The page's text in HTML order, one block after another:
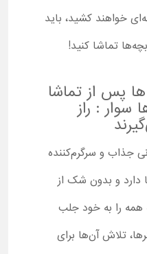
خواهند کشید، باید
تماشا کنید!
پس از تماشا
سوار : راز
جذاب و سرگرم‌کننده
دارد و بدون شک از
را به خود جلب
تلاش آن‌ها برای